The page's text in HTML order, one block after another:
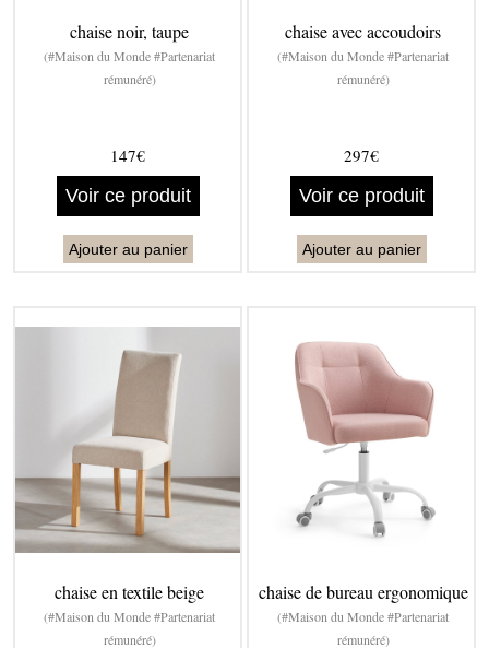
chaise noir, taupe
(#Maison du Monde #Partenariat
rémunéré)
147€
Voir ce produit
Ajouter au panier
chaise avec accoudoirs
(#Maison du Monde #Partenariat
rémunéré)
297€
Voir ce produit
Ajouter au panier
chaise en textile beige
(#Maison du Monde #Partenariat
rémunéré)
chaise de bureau ergonomique
(#Maison du Monde #Partenariat
rémunéré)